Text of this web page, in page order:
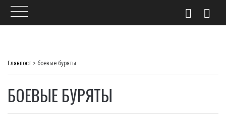
Главпост > боевые буряты
БОЕВЫЕ БУРЯТЫ